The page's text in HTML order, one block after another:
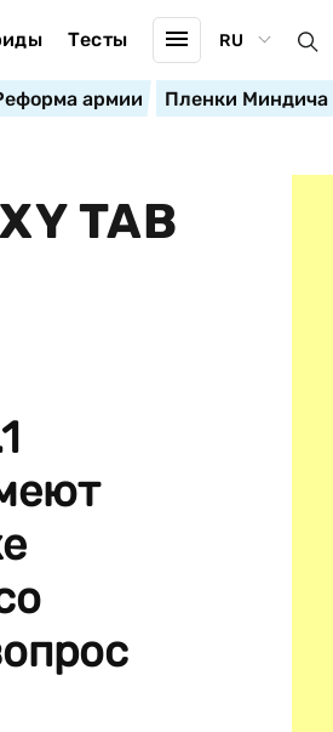
Тесты RU
армии Пленки Миндича
TAB